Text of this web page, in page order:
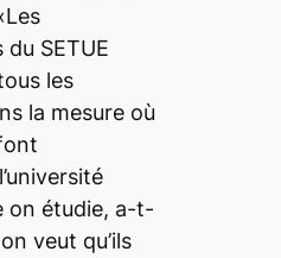
SETUE
les
la mesure où
on étudie, a-t-
veut qu’ils